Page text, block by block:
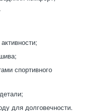
спортивного
для долговечности.